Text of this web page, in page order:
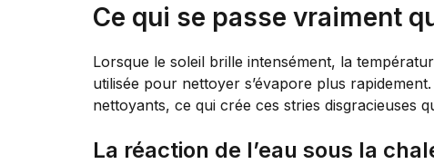
Ce qui se passe vraiment
Lorsque le soleil brille intensément, la
utilisée pour nettoyer s’évapore plus
nettoyants, ce qui crée ces stries disgracieuses
La réaction de l’eau sous la